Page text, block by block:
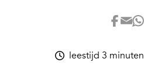
leestijd 3 minuten